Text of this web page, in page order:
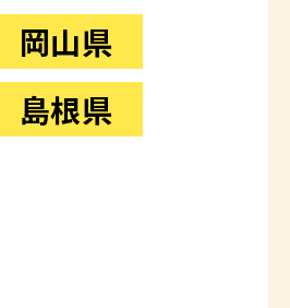
岡山県
島根県